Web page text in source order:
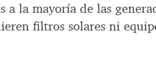
a la mayoría de las
filtros solares ni